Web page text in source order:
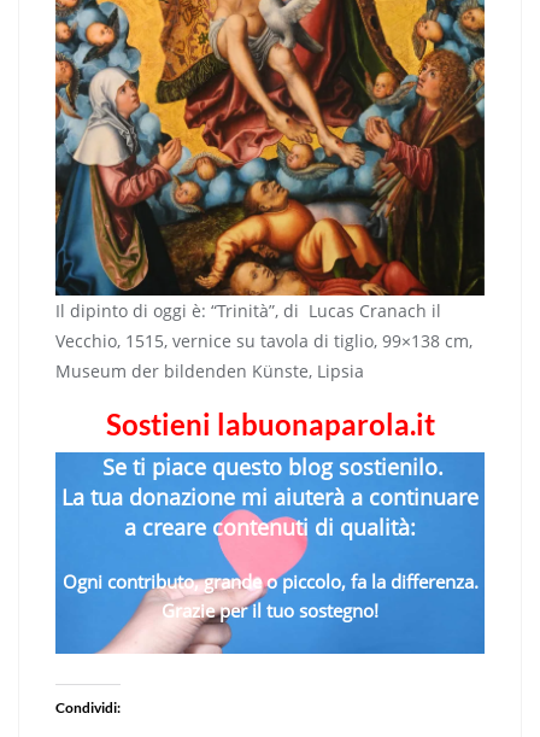
Il dipinto di oggi è: “Trinità”, di Lucas Cranach il
Vecchio, 1515, vernice su tavola di tiglio, 99×138 cm,
Museum der bildenden Künste, Lipsia
Sostieni labuonaparola.it
Se ti piace questo blog sostienilo.
La tua donazione mi aiuterà a continuare
a creare contenuti di qualità:
Ogni contributo, grande o piccolo, fa la differenza.
Grazie per il tuo sostegno!
Condividi: